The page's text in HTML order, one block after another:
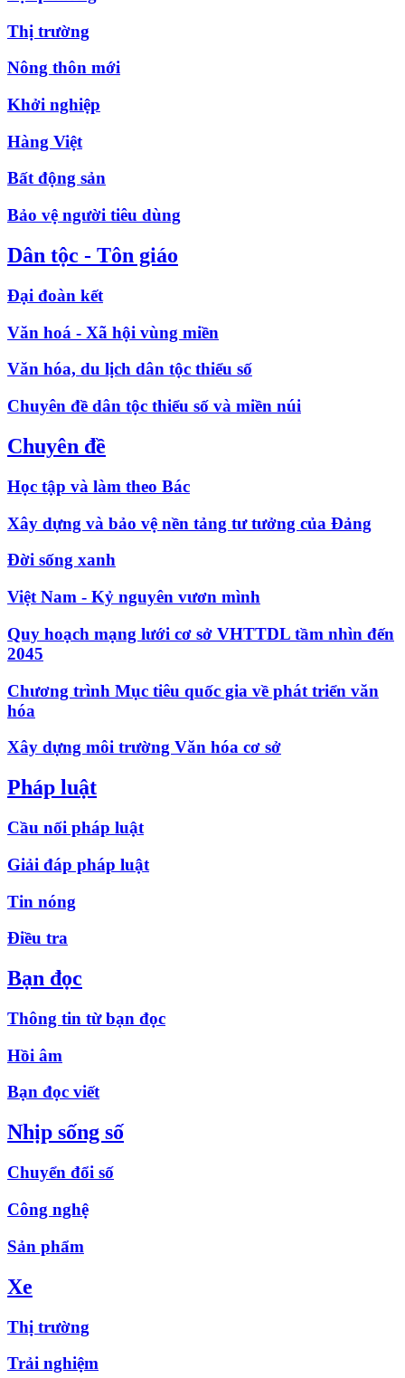
Thị trường
Nông thôn mới
Khởi nghiệp
Hàng Việt
Bất động sản
Bảo vệ người tiêu dùng
Dân tộc - Tôn giáo
Đại đoàn kết
Văn hoá - Xã hội vùng miền
Văn hóa, du lịch dân tộc thiểu số
Chuyên đề dân tộc thiểu số và miền núi
Chuyên đề
Học tập và làm theo Bác
Xây dựng và bảo vệ nền tảng tư tưởng của Đảng
Đời sống xanh
Việt Nam - Kỷ nguyên vươn mình
Quy hoạch mạng lưới cơ sở VHTTDL tầm nhìn đến
2045
Chương trình Mục tiêu quốc gia về phát triển văn
hóa
Xây dựng môi trường Văn hóa cơ sở
Pháp luật
Cầu nối pháp luật
Giải đáp pháp luật
Tin nóng
Điều tra
Bạn đọc
Thông tin từ bạn đọc
Hồi âm
Bạn đọc viết
Nhịp sống số
Chuyển đổi số
Công nghệ
Sản phẩm
Xe
Thị trường
Trải nghiệm